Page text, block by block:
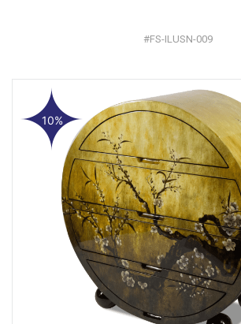
#FS-ILUSN-009
10%